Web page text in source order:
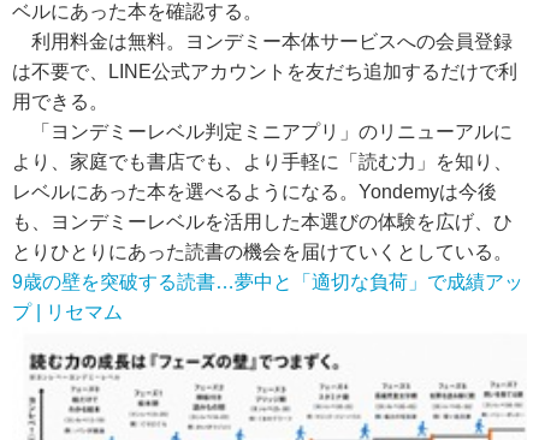
ベルにあった本を確認する。
利用料金は無料。ヨンデミー本体サービスへの会員登録
は不要で、LINE公式アカウントを友だち追加するだけで利
用できる。
「ヨンデミーレベル判定ミニアプリ」のリニューアルに
より、家庭でも書店でも、より手軽に「読む力」を知り、
レベルにあった本を選べるようになる。Yondemyは今後
も、ヨンデミーレベルを活用した本選びの体験を広げ、ひ
とりひとりにあった読書の機会を届けていくとしている。
9歳の壁を突破する読書…夢中と「適切な負荷」で成績アッ
プ | リセマム